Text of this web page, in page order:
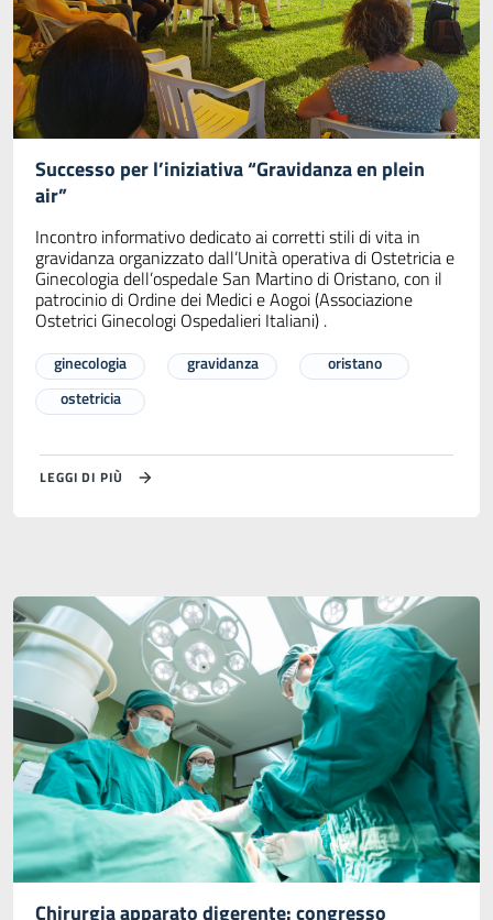
Successo per l’iniziativa “Gravidanza en plein
air”
Incontro informativo dedicato ai corretti stili di vita in
gravidanza organizzato dall’Unità operativa di Ostetricia e
Ginecologia dell’ospedale San Martino di Oristano, con il
patrocinio di Ordine dei Medici e Aogoi (Associazione
Ostetrici Ginecologi Ospedalieri Italiani) .
ginecologia gravidanza
oristano
ostetricia
LEGGI DI PIÙ
Chirurgia apparato digerente: congresso